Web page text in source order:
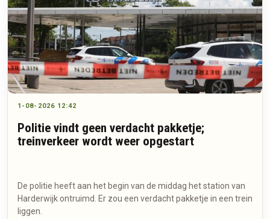
1-08-2026 12:42
Politie vindt geen verdacht pakketje;
treinverkeer wordt weer opgestart
De politie heeft aan het begin van de middag het station van
Harderwijk ontruimd. Er zou een verdacht pakketje in een trein
liggen.